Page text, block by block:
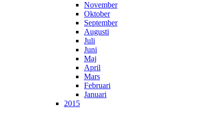
November
Oktober
September
Augusti
Juli
Juni
Maj
April
Mars
Februari
Januari
2015